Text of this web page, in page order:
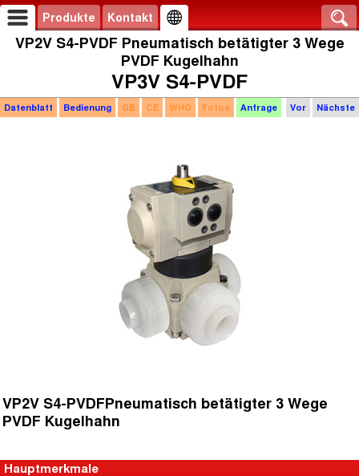
Produkte Kontakt
VP2V S4-PVDF Pneumatisch betätigter 3 Wege
PVDF Kugelhahn
VP3V S4-PVDF
Vor Nächste
Datenblatt Bedienung GB CE WHG Fotos Anfrage
VP2V S4-PVDFPneumatisch betätigter 3 Wege
PVDF Kugelhahn
Hauptmerkmale